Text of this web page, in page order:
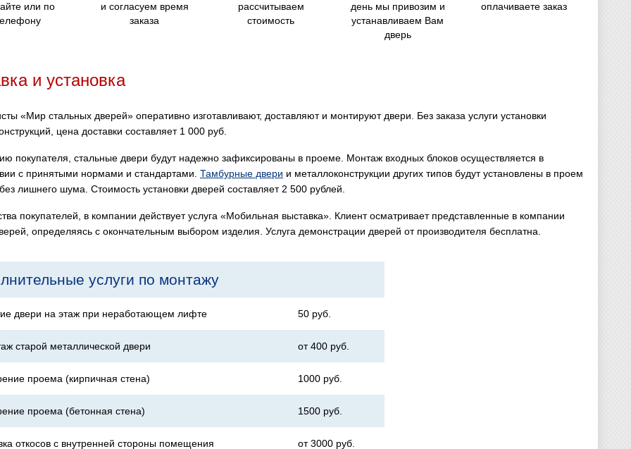
или по
и согласуем время
заказа
рассчитываем
стоимость
день мы привозим и
устанавливаем Вам
дверь
оплачиваете заказ
и установка
«Мир стальных дверей» оперативно изготавливают, доставляют и монтируют двери. Без заказа услуги установки
цена доставки составляет 1 000 руб.
покупателя, стальные двери будут надежно зафиксированы в проеме. Монтаж входных блоков осуществляется в
с принятыми нормами и стандартами. Тамбурные двери и металлоконструкции других типов будут установлены в проем
лишнего шума. Стоимость установки дверей составляет 2 500 рублей.
покупателей, в компании действует услуга «Мобильная выставка». Клиент осматривает представленные в компании
определяясь с окончательным выбором изделия. Услуга демонстрации дверей от производителя бесплатна.
услуги по монтажу
двери на этаж при неработающем лифте 50 руб.
старой металлической двери от 400 руб.
проема (кирпичная стена) 1000 руб.
проема (бетонная стена) 1500 руб.
откосов с внутренней стороны помещения от 3000 руб.